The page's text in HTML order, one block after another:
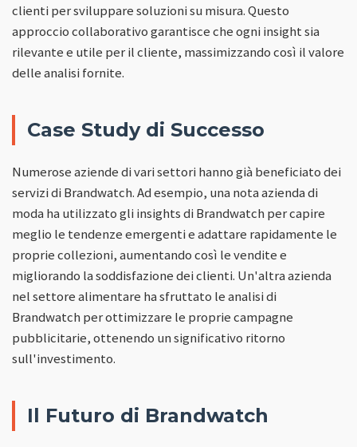
clienti per sviluppare soluzioni su misura. Questo
approccio collaborativo garantisce che ogni insight sia
rilevante e utile per il cliente, massimizzando così il valore
delle analisi fornite.
Case Study di Successo
Numerose aziende di vari settori hanno già beneficiato dei
servizi di Brandwatch. Ad esempio, una nota azienda di
moda ha utilizzato gli insights di Brandwatch per capire
meglio le tendenze emergenti e adattare rapidamente le
proprie collezioni, aumentando così le vendite e
migliorando la soddisfazione dei clienti. Un'altra azienda
nel settore alimentare ha sfruttato le analisi di
Brandwatch per ottimizzare le proprie campagne
pubblicitarie, ottenendo un significativo ritorno
sull'investimento.
Il Futuro di Brandwatch